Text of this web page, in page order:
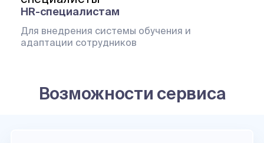
HR-специалистам
Для внедрения системы обучения и
адаптации сотрудников
Возможности сервиса